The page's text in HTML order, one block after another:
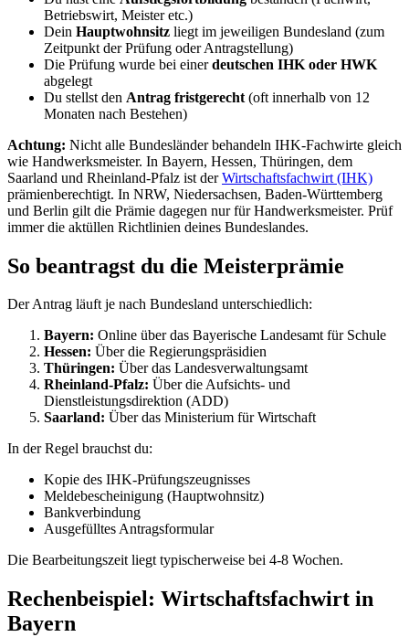
Betriebswirt, Meister etc.)
Dein Hauptwohnsitz liegt im jeweiligen Bundesland (zum
Zeitpunkt der Prüfung oder Antragstellung)
Die Prüfung wurde bei einerdeutschen IHK oder HWK
abgelegt
Du stellst den Antrag fristgerecht (oft innerhalb von 12
Monaten nach Bestehen)
Achtung: Nicht alle Bundesländer behandeln IHK-Fachwirte gleich
wie Handwerksmeister. In Bayern, Hessen, Thüringen, dem
Saarland und Rheinland-Pfalz ist derWirtschaftsfachwirt (IHK)
prämienberechtigt. In NRW, Niedersachsen, Baden-Württemberg
und Berlin gilt die Prämie dagegen nur für Handwerksmeister. Prüf
immer die aktüllen Richtlinien deines Bundeslandes.
So beantragst du die Meisterprämie
Der Antrag läuft je nach Bundesland unterschiedlich:
Bayern: Online über das Bayerische Landesamt für Schule
Hessen: Über die Regierungspräsidien
Thüringen: Über das Landesverwaltungsamt
Rheinland-Pfalz: Über die Aufsichts- und
Dienstleistungsdirektion (ADD)
Saarland: Über das Ministerium für Wirtschaft
In der Regel brauchst du:
Kopie des IHK-Prüfungszeugnisses
Meldebescheinigung (Hauptwohnsitz)
Bankverbindung
Ausgefülltes Antragsformular
Die Bearbeitungszeit liegt typischerweise bei 4-8 Wochen.
Rechenbeispiel: Wirtschaftsfachwirt in
Bayern